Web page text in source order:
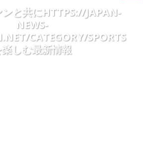
ンと共にHTTPS://JAPAN-
NEWS-
CATEGORY/SPORTS
楽しむ最新情報